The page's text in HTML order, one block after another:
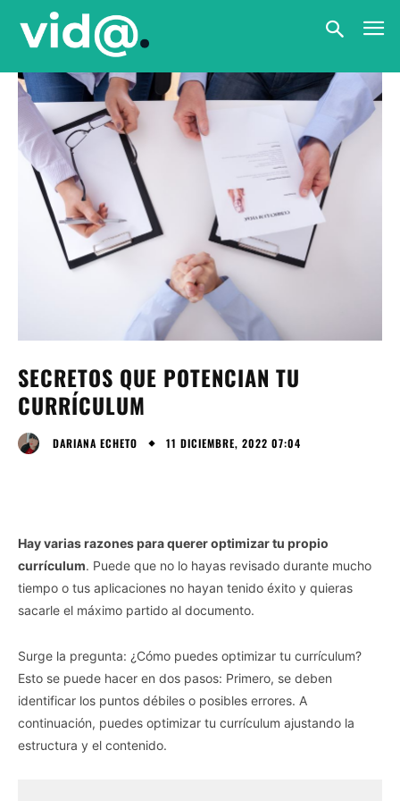
SECRETOS QUE POTENCIAN TU
CURRÍCULUM
DARIANA ECHETO 11 DICIEMBRE, 2022 07:04
Hay varias razones para querer optimizar tu propio
currículum. Puede que no lo hayas revisado durante mucho
tiempo o tus aplicaciones no hayan tenido éxito y quieras
sacarle el máximo partido al documento.
Surge la pregunta: ¿Cómo puedes optimizar tu currículum?
Esto se puede hacer en dos pasos: Primero, se deben
identificar los puntos débiles o posibles errores. A
continuación, puedes optimizar tu currículum ajustando la
estructura y el contenido.